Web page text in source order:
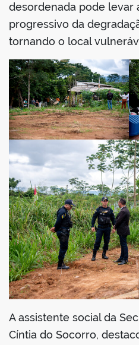
desordenada pode levar
progressivo da
tornando o local
A assistente social da
Cíntia do Socorro,